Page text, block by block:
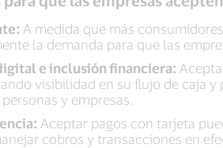
A medida que más
la demanda para que las
e inclusión financiera:
visibilidad en su flujo de caja
y empresas.
Aceptar pagos con tarjeta
cobros y transacciones en